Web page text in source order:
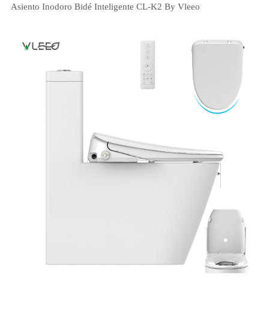
Asiento Inodoro Bidé Inteligente CL-K2 By Vleeo